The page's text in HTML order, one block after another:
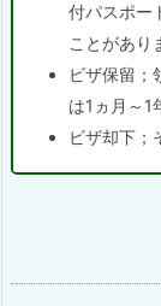
付パスポー
ことがあり
ビザ保留；
は1ヵ月～1
ビザ却下；